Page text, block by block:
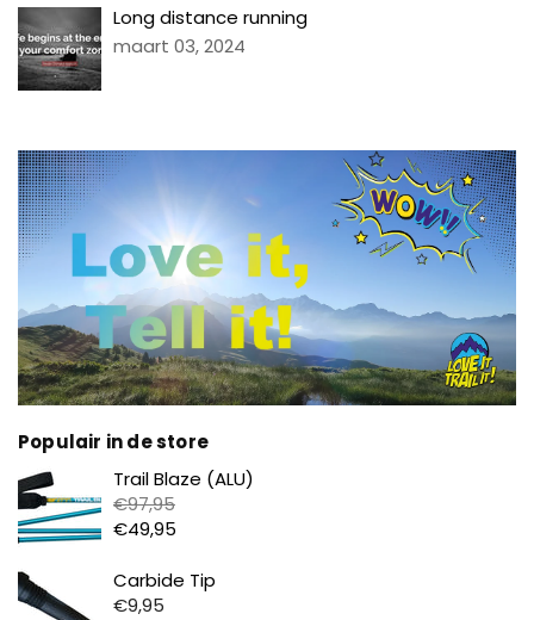
Long distance running
maart 03, 2024
Populair in de store
Trail Blaze (ALU)
€97,95
€49,95
Carbide Tip
€9,95